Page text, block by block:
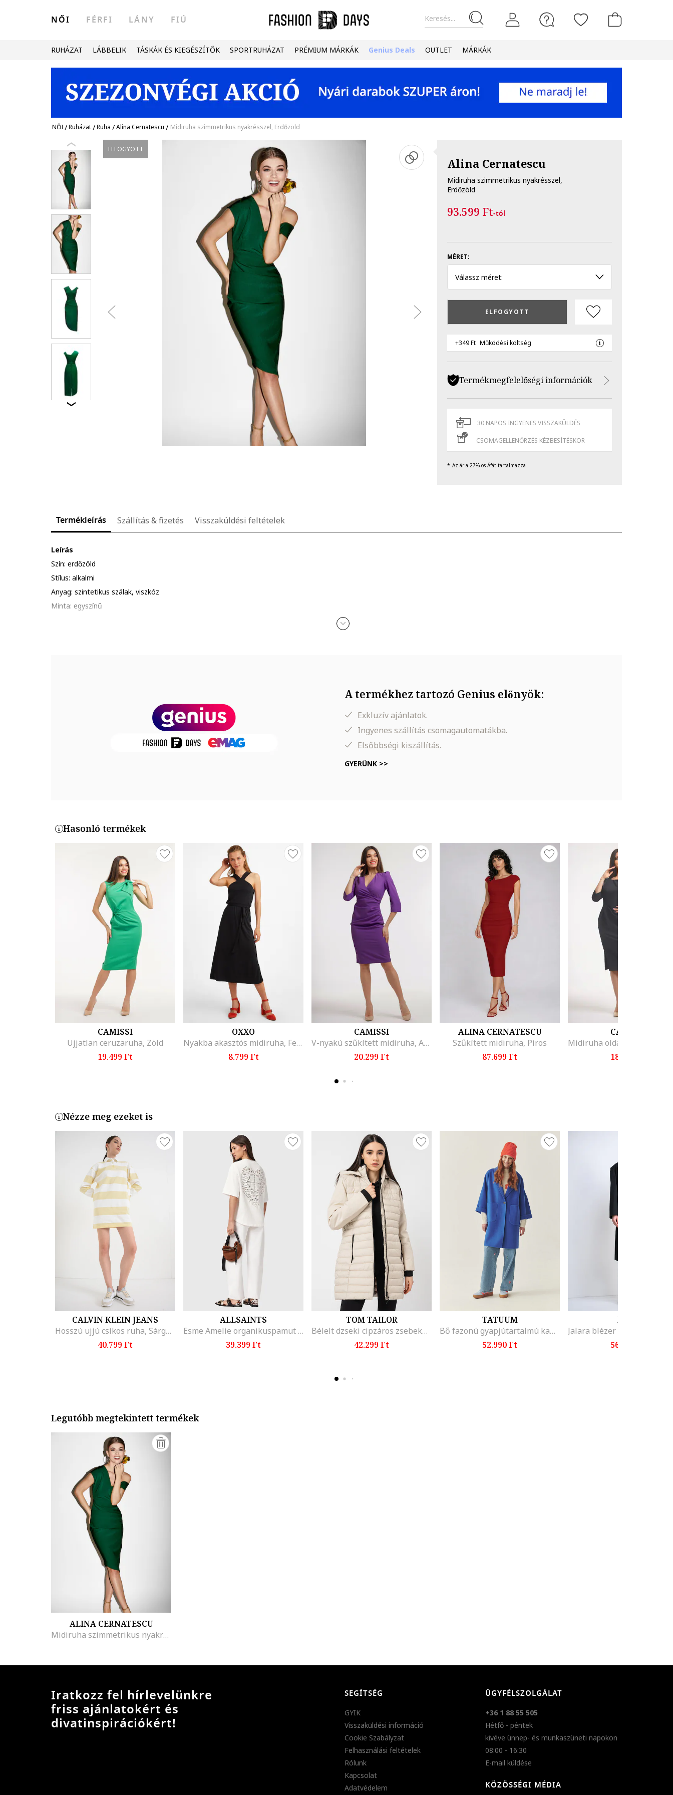
Keresés...
NŐI FÉRFI LÁNY FIÚ
RUHÁZAT LÁBBELIK TÁSKÁK ÉS KIEGÉSZÍTŐK SPORTRUHÁZAT PRÉMIUM MÁRKÁK Genius Deals OUTLET MÁRKÁK
NŐI/Ruházat/Ruha /Alina Cernatescu / Midiruha szimmetrikus nyakrésszel, Erdőzöld
ELFOGYOTT
Alina Cernatescu
Midiruha szimmetrikus nyakrésszel,
Erdőzöld
93.599 Ft-tól
MÉRET:
Válassz méret:
ELFOGYOTT
+349 Ft Működési költség
Termékmegfelelőségi információk
30 NAPOS INGYENES VISSZAKÜLDÉS
CSOMAGELLENŐRZÉS KÉZBESÍTÉSKOR
Az ár a 27%-os Áfát tartalmazza
Termékleírás Szállítás & fizetés Visszaküldési feltételek
Leírás
Szín: erdőzöld
Stílus: alkalmi
Anyag: szintetikus szálak, viszkóz
Minta: egyszínű
Külső anyag: 68% poliészter, 24% viszkóz, 8% spandex
A termékhez tartozó Genius előnyök:
Exkluzív ajánlatok.
Ingyenes szállítás csomagautomatákba.
Elsőbbségi kiszállítás.
GYERÜNK >>
Hasonló termékek
CAMISSI
Ujjatlan ceruzaruha, Zöld
19.499 Ft
OXXO
Nyakba akasztós midiruha, Fekete
8.799 Ft
CAMISSI
V-nyakú szűkített midiruha, Ametisztlila
20.299 Ft
ALINA CERNATESCU
Szűkített midiruha, Piros
87.699 Ft
CAMISSI
18.599 Ft
Nézze meg ezeket is
CALVIN KLEIN JEANS
Hosszú ujjú csíkos ruha, Sárga/Antik fehér
40.799 Ft
ALLSAINTS
Esme Amelie organikuspamut póló, Fehér
39.399 Ft
TOM TAILOR
Bélelt dzseki cipzáros zsebekkel, Csontszín
42.299 Ft
TATUUM
Bő fazonú gyapjútartalmú kabát, Királykék
52.990 Ft
BOSS
56.299 Ft
Legutóbb megtekintett termékek
ALINA CERNATESCU
Midiruha szimmetrikus nyakrésszel, Erdőzöld
Iratkozz fel hírlevelünkre
friss ajánlatokért és
divatinspirációkért!
SEGÍTSÉG
GYIK
Visszaküldési információ
Cookie Szabályzat
Felhasználási feltételek
Rólunk
Kapcsolat
Adatvédelem
ÜGYFÉLSZOLGÁLAT
+36 1 88 55 505
Hétfő - péntek
kivéve ünnep- és munkaszüneti napokon
08:00 - 16:30
E-mail küldése
KÖZÖSSÉGI MÉDIA